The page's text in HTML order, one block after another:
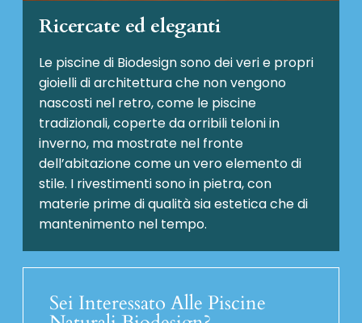
Ricercate ed eleganti
Le piscine di Biodesign sono dei veri e propri
gioielli di architettura che non vengono
nascosti nel retro, come le piscine
tradizionali, coperte da orribili teloni in
inverno, ma mostrate nel fronte
dell’abitazione come un vero elemento di
stile. I rivestimenti sono in pietra, con
materie prime di qualità sia estetica che di
mantenimento nel tempo.
Sei Interessato Alle Piscine